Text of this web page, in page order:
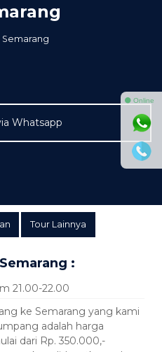
Semarang
Whatsapp
Tour Lainnya
:
21.00-22.00
ke Semarang yang kami
adalah harga
dari Rp. 350.000,-
⚫ Online